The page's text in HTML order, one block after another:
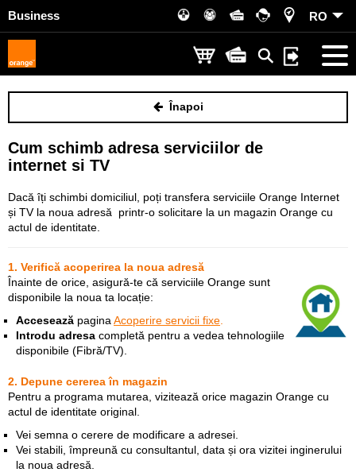
Business RO
Înapoi
Cum schimb adresa serviciilor de
internet si TV
Dacă îți schimbi domiciliul, poți transfera serviciile Orange Internet
și TV la noua adresă printr-o solicitare la un magazin Orange cu
actul de identitate.
1. Verifică acoperirea la noua adresă
Înainte de orice, asigură-te că serviciile Orange sunt
disponibile la noua ta locație:
Accesează pagina Acoperire servicii fixe
Introdu adresa completă pentru a vedea tehnologiile
disponibile (Fibră/TV).
2. Depune cererea în magazin
Pentru a programa mutarea, vizitează orice magazin Orange cu
actul de identitate original.
Vei semna o cerere de modificare a adresei.
Vei stabili, împreună cu consultantul, data și ora vizitei inginerului
la noua adresă.